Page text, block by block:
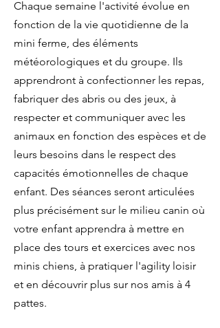
Chaque semaine l'activité évolue en
fonction de la vie quotidienne de la
mini ferme, des éléments
météorologiques et du groupe. Ils
apprendront à confectionner les repas,
fabriquer des abris ou des jeux, à
respecter et communiquer avec les
animaux en fonction des espèces et de
leurs besoins dans le respect des
capacités émotionnelles de chaque
enfant. Des séances seront articulées
plus précisément sur le milieu canin où
votre enfant apprendra à mettre en
place des tours et exercices avec nos
minis chiens, à pratiquer l'agility loisir
et en découvrir plus sur nos amis à 4
pattes.